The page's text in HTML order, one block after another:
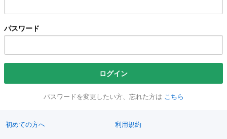
パスワード
ログイン
パスワードを変更したい方、忘れた方は こちら
初めての方へ 利用規約